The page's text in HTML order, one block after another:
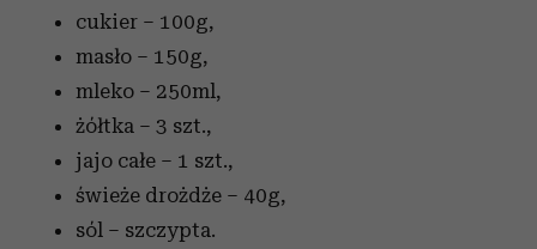
cukier – 100g,
masło – 150g,
mleko – 250ml,
żółtka – 3 szt.,
jajo całe – 1 szt.,
świeże drożdże – 40g,
sól – szczypta.